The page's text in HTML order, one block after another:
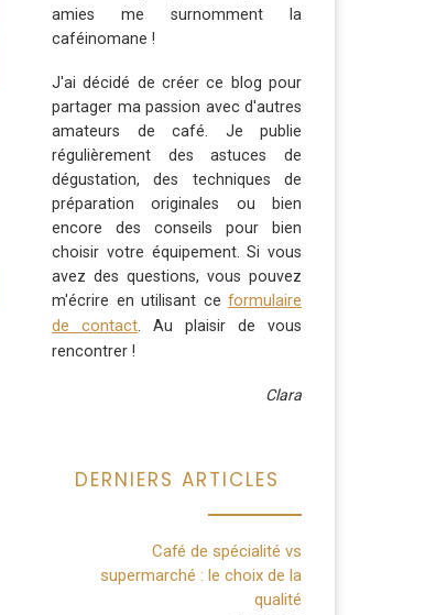
amies me surnomment la
caféinomane !
J'ai décidé de créer ce blog pour
partager ma passion avec d'autres
amateurs de café. Je publie
régulièrement des astuces de
dégustation, des techniques de
préparation originales ou bien
encore des conseils pour bien
choisir votre équipement. Si vous
avez des questions, vous pouvez
m'écrire en utilisant ce formulaire
de contact . Au plaisir de vous
rencontrer !
Clara
DERNIERS ARTICLES
Café de spécialité vs
supermarché : le choix de la
qualité